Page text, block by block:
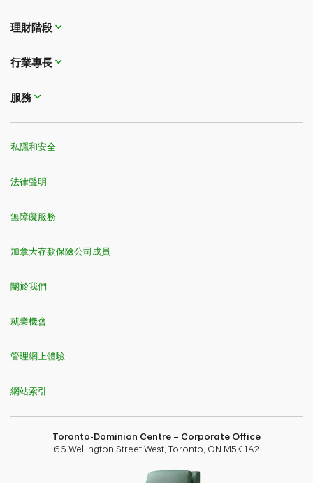
理財階段
行業專長
服務
私隱和安全
法律聲明
無障礙服務
加拿大存款保險公司成員
關於我們
就業機會
管理網上體驗
網站索引
Toronto-Dominion Centre – Corporate Office
66 Wellington Street West, Toronto, ON M5K 1A2